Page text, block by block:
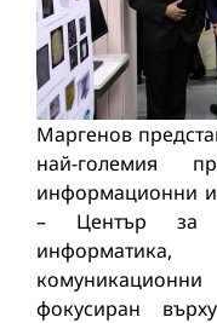
Маргенов
най-големия
информационни
– Център за
фокусиран